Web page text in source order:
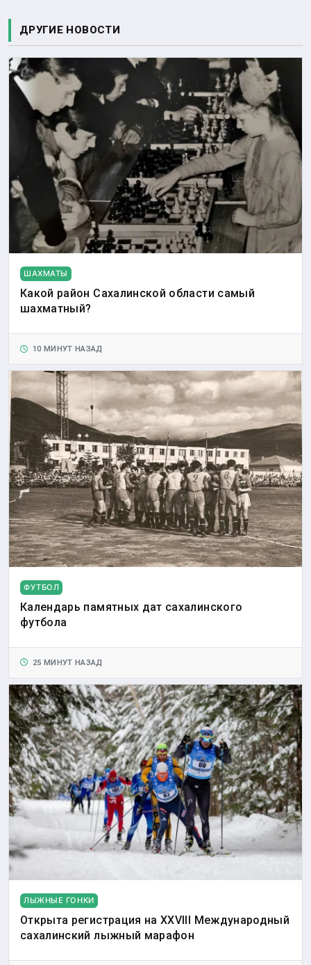
ДРУГИЕ НОВОСТИ
ШАХМАТЫ
Какой район Сахалинской области самый
шахматный?
10 МИНУТ НАЗАД
ФУТБОЛ
Календарь памятных дат сахалинского
футбола
25 МИНУТ НАЗАД
ЛЫЖНЫЕ ГОНКИ
Открыта регистрация на XXVIII Международный
сахалинский лыжный марафон